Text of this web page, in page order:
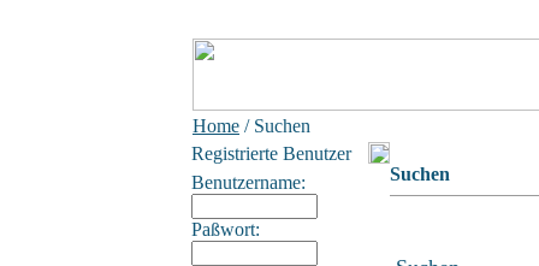
Home / Suchen
Registrierte Benutzer
Benutzername:
Paßwort:
Suchen